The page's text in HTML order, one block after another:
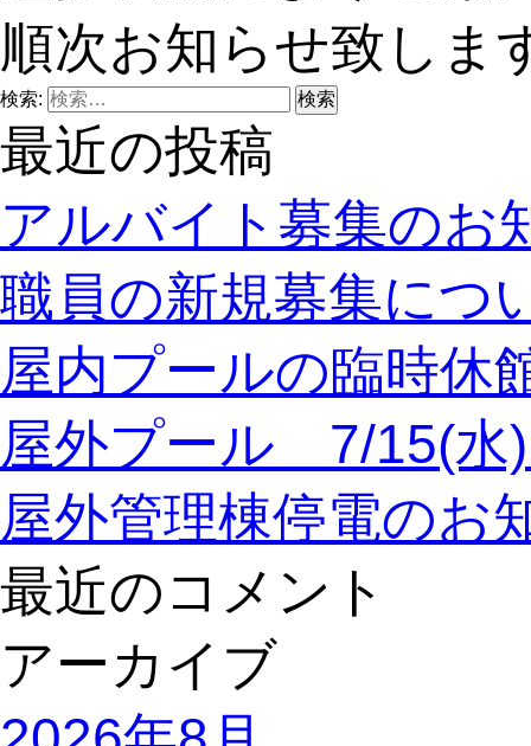
順次お知らせ致しま
検索:
最近の投稿
アルバイト募集のお
職員の新規募集につ
屋内プールの臨時休
屋外プール 7/15(水
屋外管理棟停電のお
最近のコメント
アーカイブ